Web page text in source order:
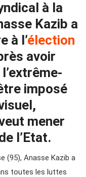
à la
Kazib a
à l’élection
avoir
imposé
mener
l’Etat.
(95), Anasse Kazib a
toutes les luttes